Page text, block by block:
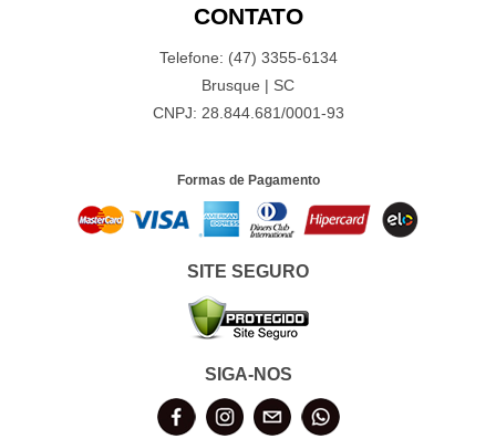
CONTATO
Telefone: (47) 3355-6134
Brusque | SC
CNPJ: 28.844.681/0001-93
Formas de Pagamento
SITE SEGURO
SIGA-NOS